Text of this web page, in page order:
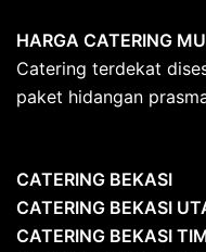
HARGA CATERING
Catering terdekat
paket hidangan
CATERING BEKASI
CATERING BEKASI
CATERING BEKASI